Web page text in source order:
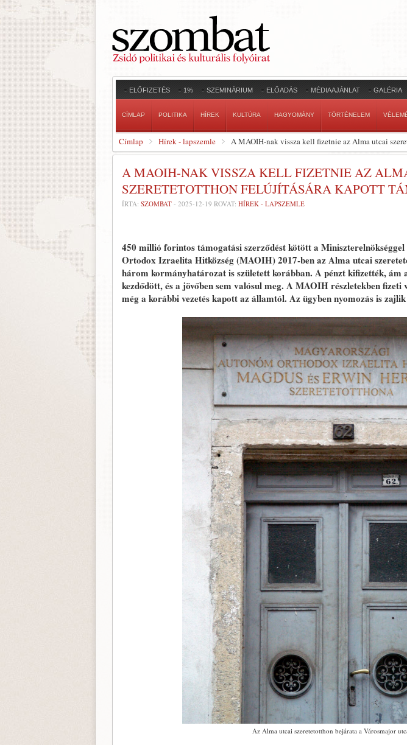
ELŐFIZETÉS 1% SZEMINÁRIUM ELŐADÁS MÉDIAAJÁNLAT GALÉRIA
CÍMLAP POLITIKA HÍREK KULTÚRA HAGYOMÁNY TÖRTÉNELEM
Címlap Hírek - lapszemle A MAOIH-nak vissza kell fizetnie az Alma utcai
A MAOIH-NAK VISSZA KELL FIZETNIE AZ
SZERETETOTTHON FELÚJÍTÁSÁRA KAPOTT
ÍRTA: SZOMBAT - 2025-12-19 ROVAT: HÍREK - LAPSZEMLE
450 millió forintos támogatási szerződést kötött a
Ortodox Izraelita Hitközség (MAOIH) 2017-ben az Alma utcai
három kormányhatározat is született korábban. A pénzt kifizették, ám
kezdődött, és a jövőben sem valósul meg. A MAOIH részletekben
még a korábbi vezetés kapott az államtól. Az ügyben nyomozás is
Az Alma utcai szeretetotthon bejárata a Városmajor